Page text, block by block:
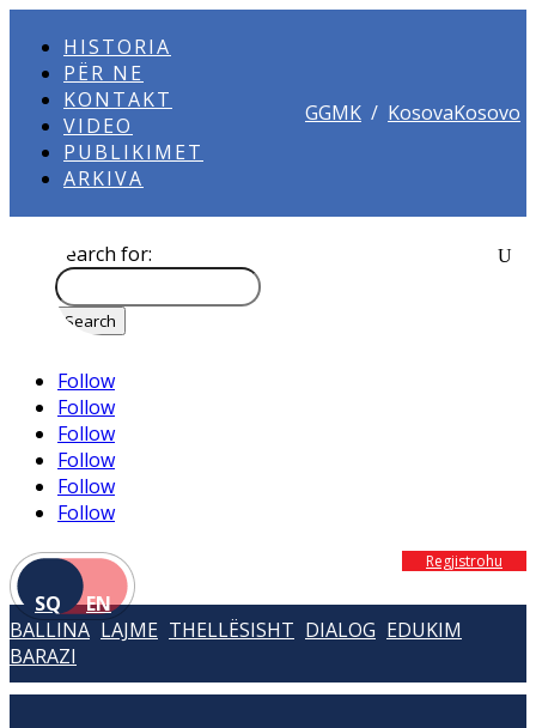
HISTORIA
PËR NE
KONTAKT
VIDEO
PUBLIKIMET
ARKIVA
GGMK / KosovaKosovo
Search for:
Follow
Follow
Follow
Follow
Follow
Follow
SQ EN
Regjistrohu
BALLINA LAJME THELLËSISHT DIALOG EDUKIM
BARAZI